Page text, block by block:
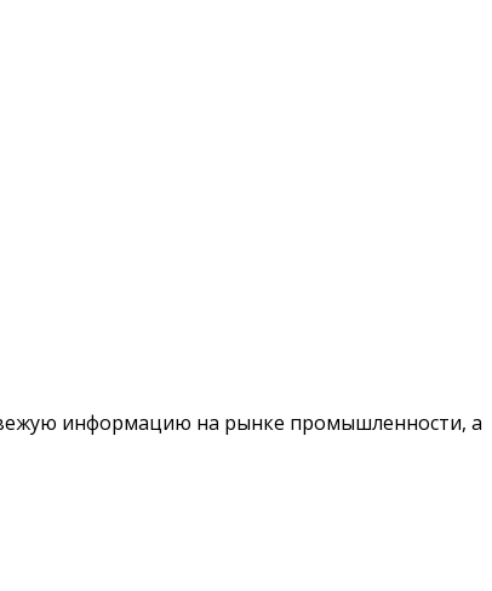
информацию на рынке промышленности, а